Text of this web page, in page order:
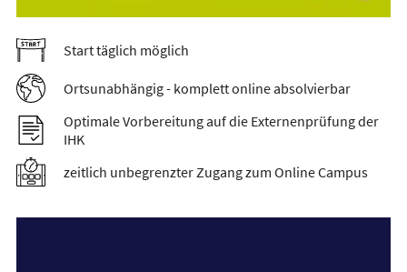
Start täglich möglich
Ortsunabhängig - komplett online absolvierbar
Optimale Vorbereitung auf die Externenprüfung der
IHK
zeitlich unbegrenzter Zugang zum Online Campus